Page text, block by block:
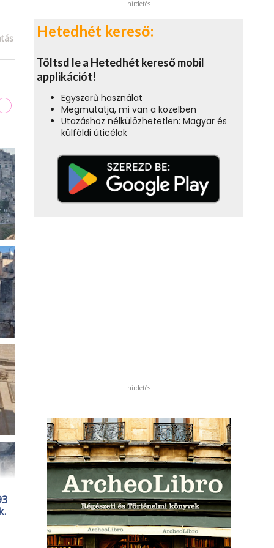
hirdetés
Hetedhét kereső:
Töltsd le a Hetedhét kereső mobil
applikációt!
Egyszerű használat
Megmutatja, mi van a közelben
Utazáshoz nélkülözhetetlen: Magyar és
külföldi úticélok
hirdetés